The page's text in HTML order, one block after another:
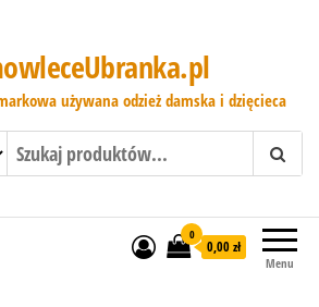
używana odzież damska i dzięcieca
Menu
0
0,00 zł